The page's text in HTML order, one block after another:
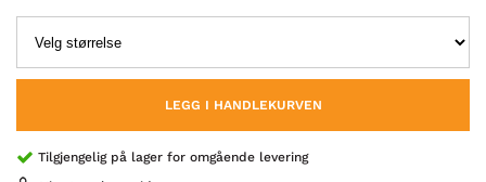
LEGG I HANDLEKURVEN
Tilgjengelig på lager for omgående levering